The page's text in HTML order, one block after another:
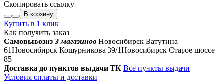
Скопировать ссылку
В корзину
Купить в 1 клик
Как получить заказ
Самовывозиз 3 магазинов Новосибирск Ватутина
61Новосибирск Кошурникова 39/1Новосибирск Старое шоссе
85
Доставка до пунктов выдачи ТК Все пункты выдачи
Условия оплаты и доставки